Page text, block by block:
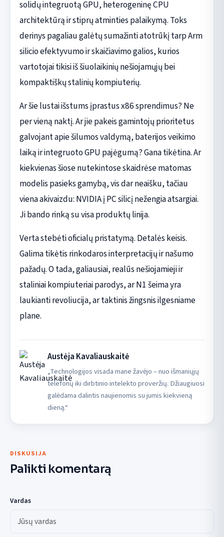
solidų integruotą GPU, heterogeninę CPU
architektūrą ir stiprų atminties palaikymą. Toks
derinys pagaliau galėtų sumažinti atotrūkį tarp Arm
silicio efektyvumo ir skaičiavimo galios, kurios
vartotojai tikisi iš šiuolaikinių nešiojamųjų bei
kompaktiškų stalinių kompiuterių.
Ar šie lustai išstums įprastus x86 sprendimus? Ne
per vieną naktį. Ar jie pakeis gamintojų prioritetus
galvojant apie šilumos valdymą, baterijos veikimo
laiką ir integruoto GPU pajėgumą? Gana tikėtina. Ar
kiekvienas šiose nutekintose skaidrėse matomas
modelis pasieks gamybą, vis dar neaišku, tačiau
viena akivaizdu: NVIDIA į PC silicį nežengia atsargiai.
Ji bando rinką su visa produktų linija.
Verta stebėti oficialų pristatymą. Detalės keisis.
Galima tikėtis rinkodaros interpretacijų ir našumo
pažadų. O tada, galiausiai, realūs nešiojamieji ir
staliniai kompiuteriai parodys, ar N1 šeima yra
laukianti revoliucija, ar taktinis žingsnis ilgesniame
plane.
Austėja Kavaliauskaitė
„Technologijos visada mane žavėjo – nuo išmaniųjų
telefonų iki dirbtinio intelekto proveržių. Džiaugiuosi
galėdama dalintis naujienomis su jumis kiekvieną
dieną.“
DISKUSIJA
Palikti komentarą
Vardas